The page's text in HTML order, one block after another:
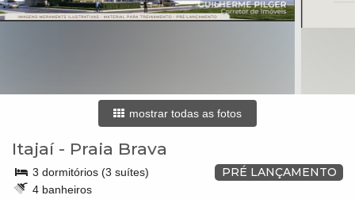
mostrar todas as fotos
Itajaí- Praia Brava
PRÉ LANÇAMENTO
3 dormitórios (3 suítes)
4 banheiros